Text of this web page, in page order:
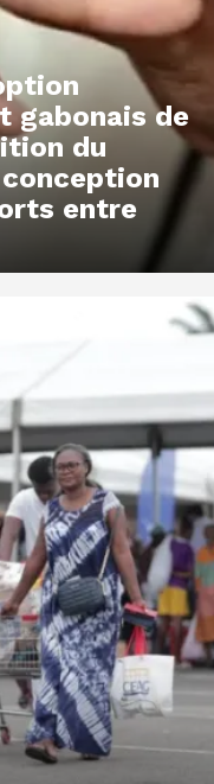
gabonais de
du
entre